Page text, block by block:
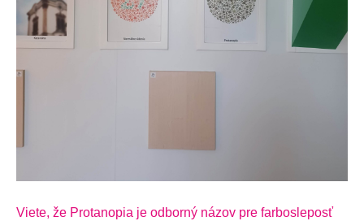
Viete, že Protanopia je odborný názov pre farbosleposť